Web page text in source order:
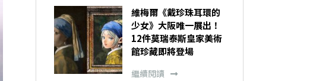
維梅爾《戴珍珠耳環的
少女》大阪唯一展出！
12件莫瑞泰斯皇家美術
館珍藏即將登場
繼續閱讀